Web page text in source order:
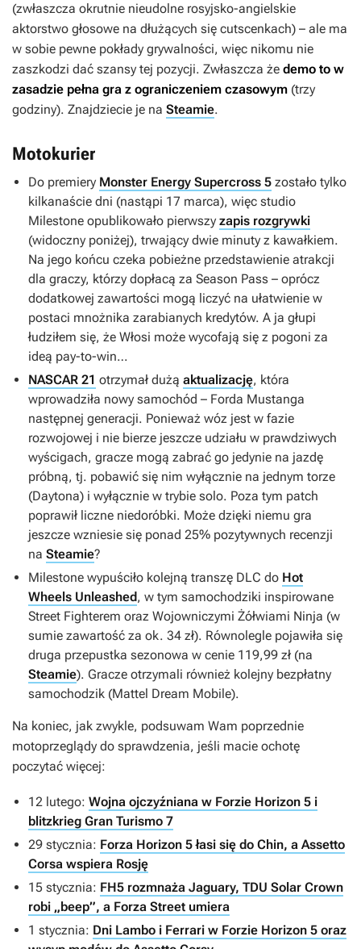
(zwłaszcza okrutnie nieudolne rosyjsko-angielskie
aktorstwo głosowe na dłużących się cutscenkach) – ale ma
w sobie pewne pokłady grywalności, więc nikomu nie
zaszkodzi dać szansy tej pozycji. Zwłaszcza że demo to w
zasadzie pełna gra z ograniczeniem czasowym (trzy
godziny). Znajdziecie je na Steamie.
Motokurier
Do premiery Monster Energy Supercross 5 zostało tylko
kilkanaście dni (nastąpi 17 marca), więc studio
Milestone opublikowało pierwszy zapis rozgrywki
(widoczny poniżej), trwający dwie minuty z kawałkiem.
Na jego końcu czeka pobieżne przedstawienie atrakcji
dla graczy, którzy dopłacą za Season Pass – oprócz
dodatkowej zawartości mogą liczyć na ułatwienie w
postaci mnożnika zarabianych kredytów. A ja głupi
łudziłem się, że Włosi może wycofają się z pogoni za
ideą pay-to-win…
NASCAR 21 otrzymał dużą aktualizację, która
wprowadziła nowy samochód – Forda Mustanga
następnej generacji. Ponieważ wóz jest w fazie
rozwojowej i nie bierze jeszcze udziału w prawdziwych
wyścigach, gracze mogą zabrać go jedynie na jazdę
próbną, tj. pobawić się nim wyłącznie na jednym torze
(Daytona) i wyłącznie w trybie solo. Poza tym patch
poprawił liczne niedoróbki. Może dzięki niemu gra
jeszcze wzniesie się ponad 25% pozytywnych recenzji
na Steamie?
Milestone wypuściło kolejną transzę DLC do Hot
Wheels Unleashed, w tym samochodziki inspirowane
Street Fighterem oraz Wojowniczymi Żółwiami Ninja (w
sumie zawartość za ok. 34 zł). Równolegle pojawiła się
druga przepustka sezonowa w cenie 119,99 zł (na
Steamie). Gracze otrzymali również kolejny bezpłatny
samochodzik (Mattel Dream Mobile).
Na koniec, jak zwykle, podsuwam Wam poprzednie
motoprzeglądy do sprawdzenia, jeśli macie ochotę
poczytać więcej:
12 lutego: Wojna ojczyźniana w Forzie Horizon 5 i
blitzkrieg Gran Turismo 7
29 stycznia: Forza Horizon 5 łasi się do Chin, a Assetto
Corsa wspiera Rosję
15 stycznia: FH5 rozmnaża Jaguary, TDU Solar Crown
robi „beep”, a Forza Street umiera
1 stycznia: Dni Lambo i Ferrari w Forzie Horizon 5 oraz